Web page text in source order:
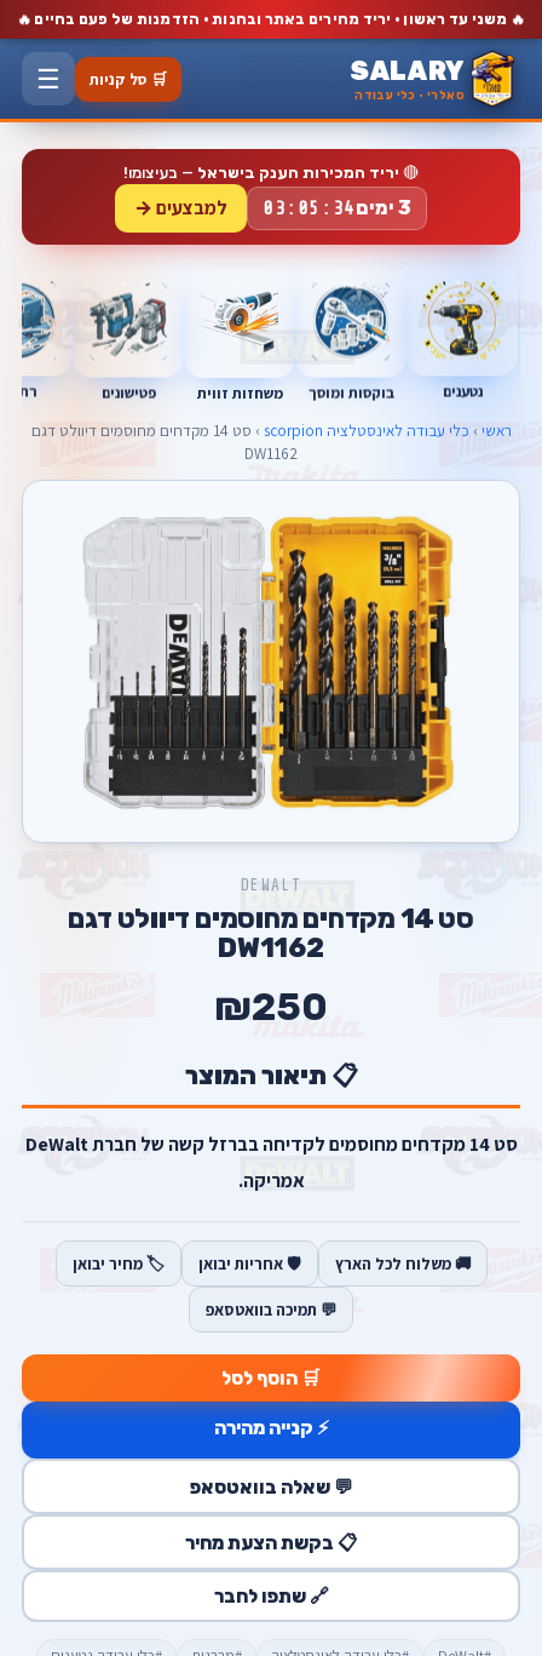
🔥 משני עד ראשון · יריד מחירים באתר ובחנות · הזדמנות של פעם בחיים🔥
SALARY
סאלרי · כלי עבודה
🛒 סל קניות ☰
🔴 יריד המכירות הענק בישראל — בעיצומו!
3 ימים 03:05:33 למבצעים →
נטענים בוקסות ומוסך משחזות זווית פטישונים
ראשי › כלי עבודה לאינסטלציה scorpion
› סט 14 מקדחים מחוסמים דיוולט דגם
DW1162
DEWALT
סט 14 מקדחים מחוסמים דיוולט דגם
DW1162
₪250
📋 תיאור המוצר
סט 14 מקדחים מחוסמים לקדיחה בברזל קשה של חברת DeWalt
אמריקה.
🚚 משלוח לכל הארץ 🛡️ אחריות יבואן 🏷️ מחיר יבואן
💬 תמיכה בוואטסאפ
🛒 הוסף לסל
⚡ קנייה מהירה
💬 שאלה בוואטסאפ
📋 בקשת הצעת מחיר
🔗 שתפו לחבר